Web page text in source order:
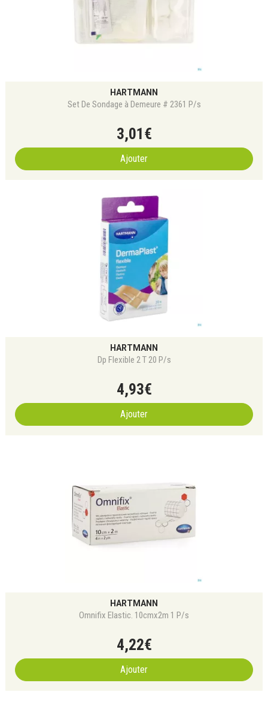
HARTMANN
Set De Sondage à Demeure # 2361 P/s
3,01€
Ajouter
HARTMANN
Dp Flexible 2 T 20 P/s
4,93€
Ajouter
HARTMANN
Omnifix Elastic. 10cmx2m 1 P/s
4,22€
Ajouter